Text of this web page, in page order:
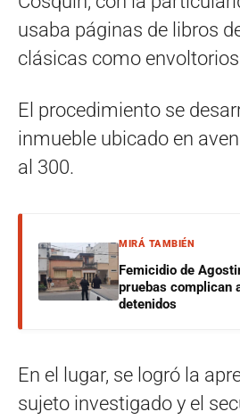
usaba páginas de libros
clásicas como
El procedimiento se
inmueble ubicado en
al 300.
MIRÁ TAMBIÉN
Femicidio de
pruebas complican
detenidos
En el lugar, se logró la
sujeto investigado y el